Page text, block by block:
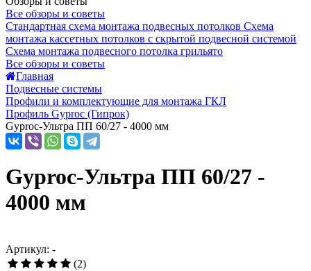
Все обзоры и советы
Стандартная схема монтажа подвесных потолков Схема
монтажа кассетных потолков с скрытой подвесной системой
Схема монтажа подвесного потолка грильято
Все обзоры и советы
Главная
Подвесные системы
Профили и комплектующие для монтажа ГКЛ
Профиль Gyproc (Гипрок)
Gyproc-Ультра ПП 60/27 - 4000 мм
Gyproc-Ультра ПП 60/27 -
4000 мм
Артикул: -
(2)